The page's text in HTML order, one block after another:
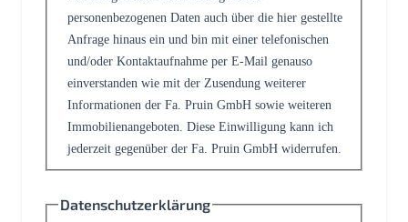
personenbezogenen Daten auch über die hier gestellte
Anfrage hinaus ein und bin mit einer telefonischen
und/oder Kontaktaufnahme per E-Mail genauso
einverstanden wie mit der Zusendung weiterer
Informationen der Fa. Pruin GmbH sowie weiteren
Immobilienangeboten. Diese Einwilligung kann ich
jederzeit gegenüber der Fa. Pruin GmbH widerrufen.
Datenschutzerklärung